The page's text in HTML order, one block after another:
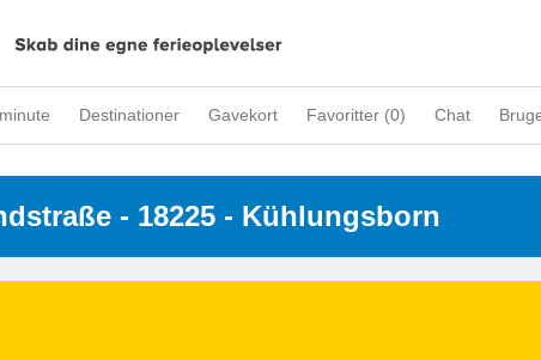
Destinationer Gavekort Favoritter (0) Chat
- 18225 - Kühlungsborn